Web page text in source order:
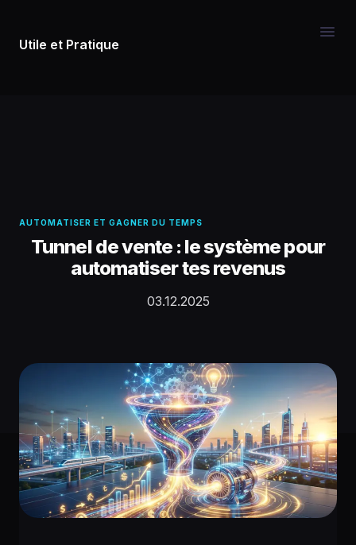
Utile et Pratique
AUTOMATISER ET GAGNER DU TEMPS
Tunnel de vente : le système pour
automatiser tes revenus
03.12.2025